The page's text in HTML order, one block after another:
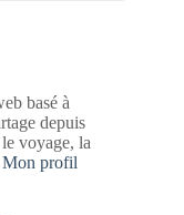
basé à
depuis
voyage, la
Mon profil